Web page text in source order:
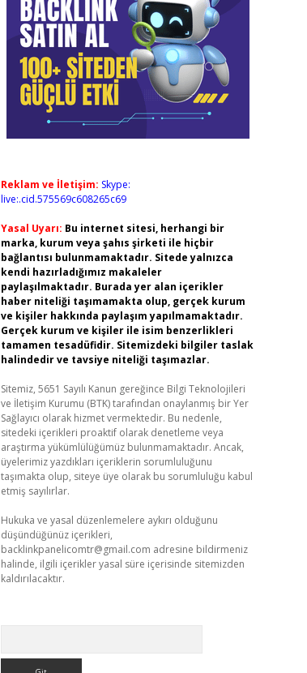
Reklam ve İletişim: Skype:
live:.cid.575569c608265c69
Yasal Uyarı: Bu internet sitesi, herhangi bir
marka, kurum veya şahıs şirketi ile hiçbir
bağlantısı bulunmamaktadır. Sitede yalnızca
kendi hazırladığımız makaleler
paylaşılmaktadır. Burada yer alan içerikler
haber niteliği taşımamakta olup, gerçek kurum
ve kişiler hakkında paylaşım yapılmamaktadır.
Gerçek kurum ve kişiler ile isim benzerlikleri
tamamen tesadüfidir. Sitemizdeki bilgiler taslak
halindedir ve tavsiye niteliği taşımazlar.
Sitemiz, 5651 Sayılı Kanun gereğince Bilgi Teknolojileri
ve İletişim Kurumu (BTK) tarafından onaylanmış bir Yer
Sağlayıcı olarak hizmet vermektedir. Bu nedenle,
sitedeki içerikleri proaktif olarak denetleme veya
araştırma yükümlülüğümüz bulunmamaktadır. Ancak,
üyelerimiz yazdıkları içeriklerin sorumluluğunu
taşımakta olup, siteye üye olarak bu sorumluluğu kabul
etmiş sayılırlar.
Hukuka ve yasal düzenlemelere aykırı olduğunu
düşündüğünüz içerikleri,
backlinkpanelicomtr@gmail.com adresine bildirmeniz
halinde, ilgili içerikler yasal süre içerisinde sitemizden
kaldırılacaktır.